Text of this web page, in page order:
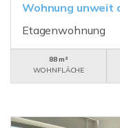
Wohnung unweit
Etagenwohnung
88 m²
WOHNFLÄCHE